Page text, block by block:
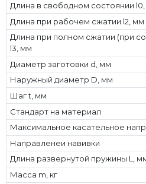
Длина в свободном состоянии
Длина при рабочем сжатии l2, мм
Длина при полном сжатии (при
l3, мм
Диаметр заготовки d, мм
Наружный диаметр D, мм
Шаг t, мм
Стандарт на материал
Максимальное касательное
Направленеи навивки
Длина развернутой пружины L,
Масса m, кг